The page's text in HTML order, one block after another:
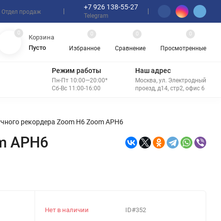
Отдел продаж
+7 926 138-55-27
Telegram
0
Корзина
Пусто
Избранное
0
Сравнение
0
Просмотренные
0
Режим работы
Пн-Пт 10:00—20:00*
Сб-Вс 11:00-16:00
Наш адрес
Москва, ул. Электродный
проезд, д14, стр2, офис 6
рекордера Zoom H6 Zoom APH6
APH6
Нет в наличии ID#352